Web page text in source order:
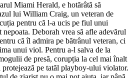
Miami Herald, e hotărâtă să
lui William Craig, un veteran de
pentru că l-a ucis pe fiul unui
Deborah vrea să afle adevărul
că îl admira pe bătrânul veteran, ci
unui viol. Pentru a-l salva de la
de presă, corupția la cel mai înalt
pe tatăl playboy-ului violator.